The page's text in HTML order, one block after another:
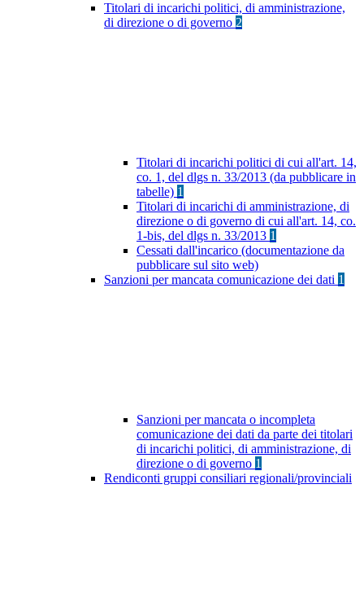
Titolari di incarichi politici, di amministrazione,
di direzione o di governo 2
Titolari di incarichi politici di cui all'art. 14,
co. 1, del dlgs n. 33/2013 (da pubblicare in
tabelle) 1
Titolari di incarichi di amministrazione, di
direzione o di governo di cui all'art. 14, co.
1-bis, del dlgs n. 33/2013 1
Cessati dall'incarico (documentazione da
pubblicare sul sito web)
Sanzioni per mancata comunicazione dei dati 1
Sanzioni per mancata o incompleta
comunicazione dei dati da parte dei titolari
di incarichi politici, di amministrazione, di
direzione o di governo 1
Rendiconti gruppi consiliari regionali/provinciali